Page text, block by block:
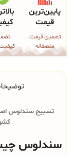
پایین‌ترین
قیمت
تضمین قیمت
منصفانه
کیفیت
تسبیح سندلوس اصل
سندلوس